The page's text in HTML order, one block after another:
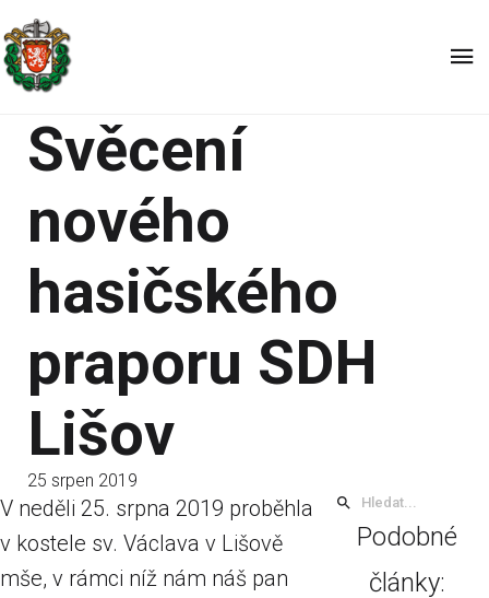
Svěcení
nového
hasičského
praporu SDH
Lišov
25 srpen 2019
V neděli 25. srpna 2019 proběhla
v kostele sv. Václava v Lišově
mše, v rámci níž nám náš pan
Podobné
články: